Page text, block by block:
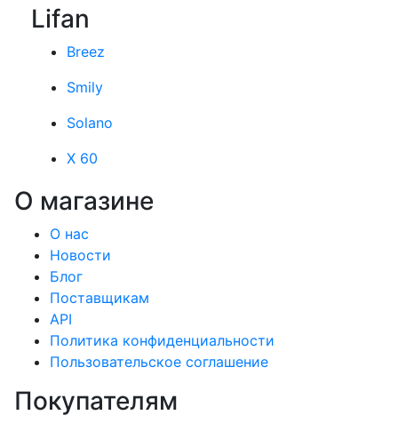
Lifan
Breez
Smily
Solano
X 60
О магазине
О нас
Новости
Блог
Поставщикам
API
Политика конфиденциальности
Пользовательское соглашение
Покупателям